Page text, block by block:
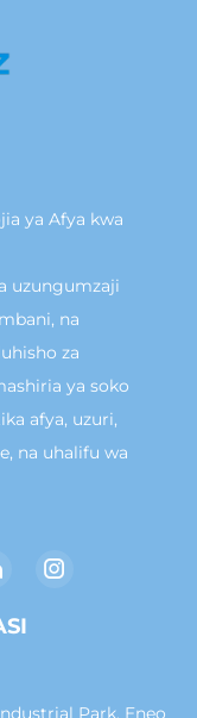
ya Afya kwa
uzungumzaji
na
za
ya soko
afya, uzuri,
na uhalifu wa
Park, Eneo